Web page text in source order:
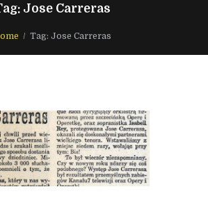
Jose Carreras
Tag: Jose Carreras